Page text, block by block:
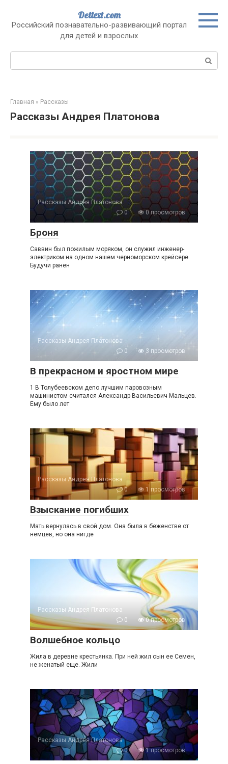
контенту
Dettext.com
Российский познавательно-развивающий портал
для детей и взрослых
Поиск:
Главная » Рассказы
Рассказы Андрея Платонова
Рассказы Андрея Платонова
0
0 просмотров
Броня
Саввин был пожилым моряком, он служил инженер-
электриком на одном нашем черноморском крейсере.
Будучи ранен
Рассказы Андрея Платонова
0
3 просмотров
В прекрасном и яростном мире
1 В Толубеевском депо лучшим паровозным
машинистом считался Александр Васильевич Мальцев.
Ему было лет
Рассказы Андрея Платонова
0
1 просмотров
Взыскание погибших
Мать вернулась в свой дом. Она была в беженстве от
немцев, но она нигде
Рассказы Андрея Платонова
0
0 просмотров
Волшебное кольцо
Жила в деревне крестьянка. При ней жил сын ее Семен,
не женатый еще. Жили
Рассказы Андрея Платонова
0
1 просмотров